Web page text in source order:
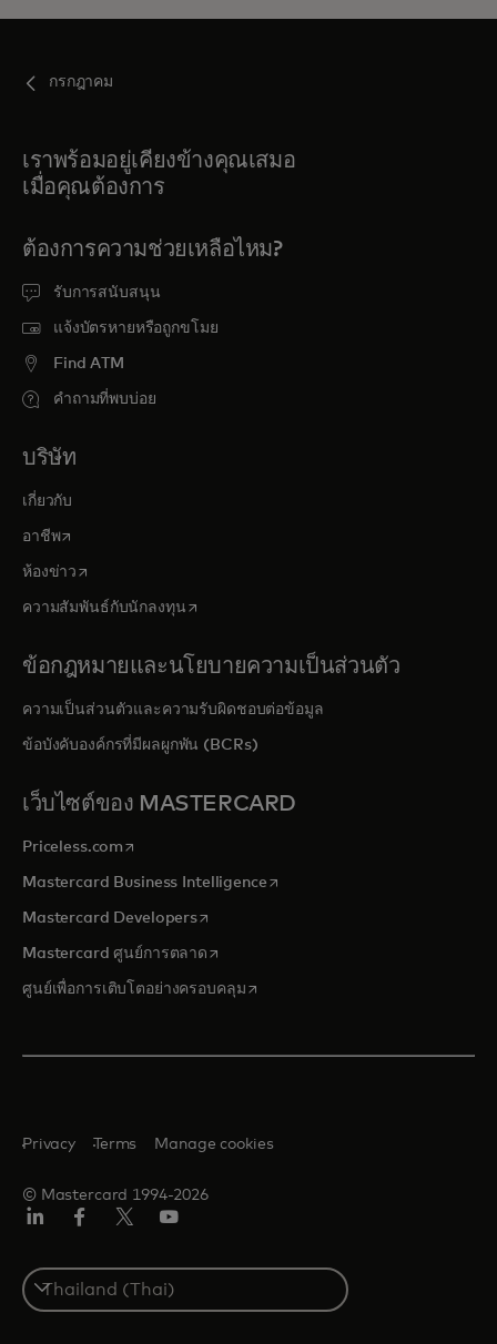
กรกฎาคม
เราพร้อมอยู่เคียงข้างคุณเสมอ
เมื่อคุณต้องการ
ต้องการความช่วยเหลือไหม?
รับการสนับสนุน
แจ้งบัตรหายหรือถูกขโมย
Find ATM
คำถามที่พบบ่อย
บริษัท
เกี่ยวกับ
อาชีพopens in a new tab
ห้องข่าว opens in a new tab
ความสัมพันธ์กับนักลงทุนopens in a new tab
ข้อกฎหมายและนโยบายความเป็นส่วนตัว
ความเป็นส่วนตัวและความรับผิดชอบต่อข้อมูล
ข้อบังคับองค์กรที่มีผลผูกพัน (BCRs)
เว็บไซต์ของ MASTERCARD
Priceless.com opens in a new tab
Mastercard Business Intelligenceopens in a new tab
Mastercard Developersopens in a new tab
Mastercard ศูนย์การตลาด opens in a new tab
ศูนย์เพื่อการเติบโตอย่างครอบคลุมopens in a new tab
© Mastercard 1994-2026
Privacy Terms Manage cookies
Select
a
country
เตอร์/
เอ็กซ์